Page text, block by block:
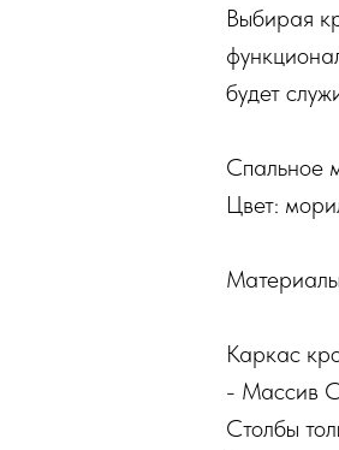
Выбирая
будет
Спальное
Цвет:
Каркас
- Массив
Столбы